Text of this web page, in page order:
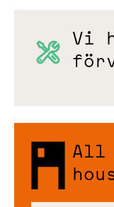
Vi
All